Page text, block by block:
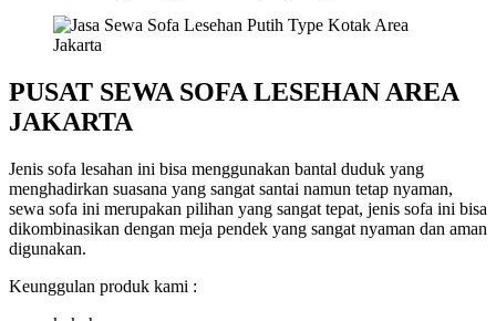
PUSAT SEWA SOFA LESEHAN AREA
JAKARTA
Jenis sofa lesahan ini bisa menggunakan bantal duduk yang
menghadirkan suasana yang sangat santai namun tetap nyaman,
sewa sofa ini merupakan pilihan yang sangat tepat, jenis sofa ini bisa
dikombinasikan dengan meja pendek yang sangat nyaman dan aman
digunakan.
Keunggulan produk kami :